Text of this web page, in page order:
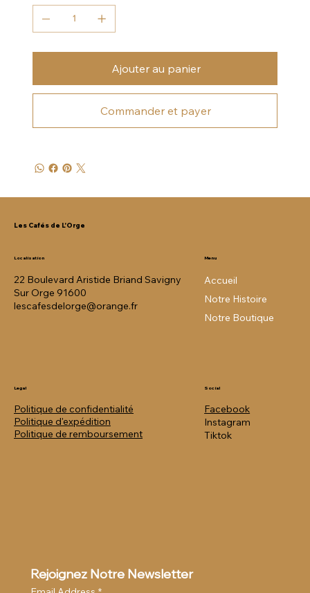
Ajouter au panier
Commander et payer
Les Cafés de L'Orge
Localisation
22 Boulevard Aristide Briand Savigny
Sur Orge 91600
lescafesdelorge@orange.fr
Menu
Accueil
Notre Histoire
Notre Boutique
Legal
Politique de confidentialité
Politique d'expédition
Politique de remboursement
Social
Facebook
Instagram
Tiktok
Rejoignez Notre Newsletter